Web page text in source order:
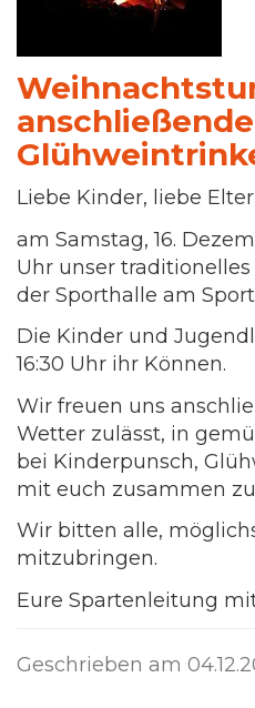
Liebe Kinder, liebe
am Samstag, 16.
Uhr unser
der Sporthalle am
Die Kinder und
16:30 Uhr ihr Können.
Wir freuen uns
Wetter zulässt, in
bei Kinderpunsch,
mit euch zusammen
Wir bitten alle,
mitzubringen.
Eure Spartenleitung
Geschrieben am